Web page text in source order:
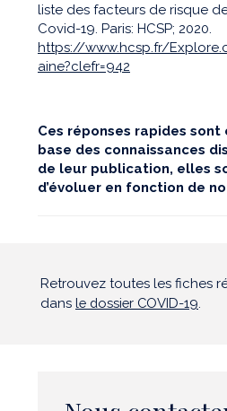
liste des facteurs de risque
Covid-19. Paris: HCSP; 2020.
https://www.hcsp.fr/
aine?clefr=942
Ces réponses rapides
base des connaissances
de leur publication, elles
d’évoluer en fonction de
Retrouvez toutes les fiches
dans le dossier COVID-19.